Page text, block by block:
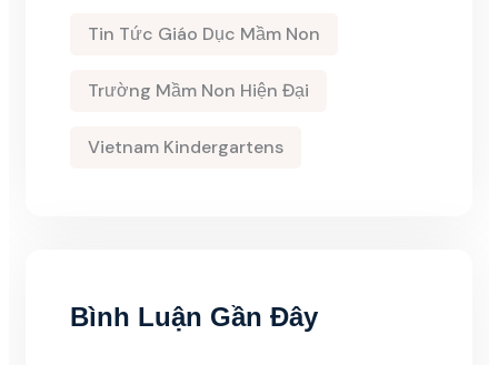
Tin Tức Giáo Dục Mầm Non
Trường Mầm Non Hiện Đại
Vietnam Kindergartens
Bình Luận Gần Đây